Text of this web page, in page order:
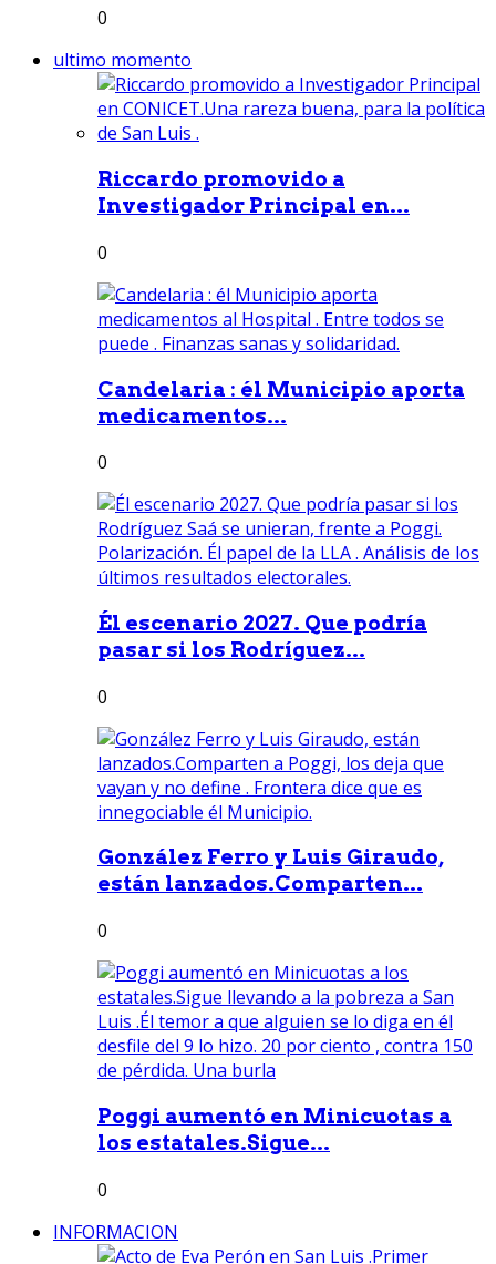
0
ultimo momento
Riccardo promovido a
Investigador Principal en...
0
Candelaria : él Municipio aporta
medicamentos...
0
Él escenario 2027. Que podría
pasar si los Rodríguez...
0
González Ferro y Luis Giraudo,
están lanzados.Comparten...
0
Poggi aumentó en Minicuotas a
los estatales.Sigue...
0
INFORMACION